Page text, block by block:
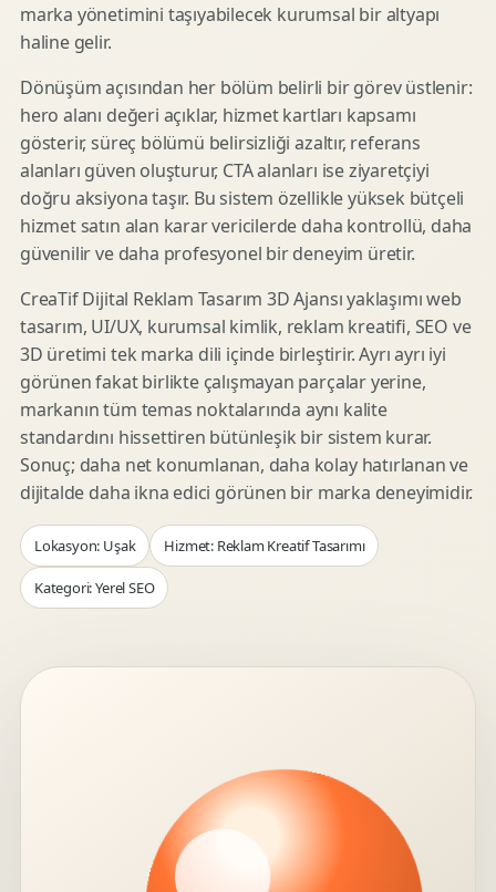
marka yönetimini taşıyabilecek kurumsal bir altyapı
haline gelir.
Dönüşüm açısından her bölüm belirli bir görev üstlenir:
hero alanı değeri açıklar, hizmet kartları kapsamı
gösterir, süreç bölümü belirsizliği azaltır, referans
alanları güven oluşturur, CTA alanları ise ziyaretçiyi
doğru aksiyona taşır. Bu sistem özellikle yüksek bütçeli
hizmet satın alan karar vericilerde daha kontrollü, daha
güvenilir ve daha profesyonel bir deneyim üretir.
CreaTif Dijital Reklam Tasarım 3D Ajansı yaklaşımı web
tasarım, UI/UX, kurumsal kimlik, reklam kreatifi, SEO ve
3D üretimi tek marka dili içinde birleştirir. Ayrı ayrı iyi
görünen fakat birlikte çalışmayan parçalar yerine,
markanın tüm temas noktalarında aynı kalite
standardını hissettiren bütünleşik bir sistem kurar.
Sonuç; daha net konumlanan, daha kolay hatırlanan ve
dijitalde daha ikna edici görünen bir marka deneyimidir.
Lokasyon: Uşak Hizmet: Reklam Kreatif Tasarımı
Kategori: Yerel SEO